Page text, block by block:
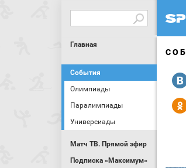
Главная
События
Олимпиады
Паралимпиады
Универсиады
Матч ТВ. Прямой эфир
Подписка «Максимум»